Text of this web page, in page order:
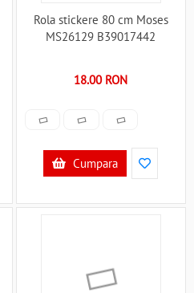
Rola stickere 80 cm Moses
MS26129 B39017442
18.00 RON
Cumpara